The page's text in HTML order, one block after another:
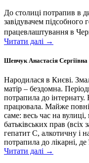
До столиці потрапив в
завідувачем підсобного
працевлаштування в
Читати далі →
Шевчук Анастасія Сергіївна
Народилася в Києві.
матір – бездомна.
потрапила до інтернату.
працювала. Майже
саме: весь час на
батьківських прав
гепатит С, алкотичну і
потрапила до лікарні,
Читати далі →